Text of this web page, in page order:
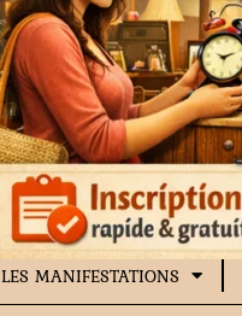
LES MANIFESTATIONS